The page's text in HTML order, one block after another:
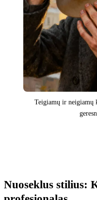
Teigiamų ir neigiamų
Nuoseklus stilius: